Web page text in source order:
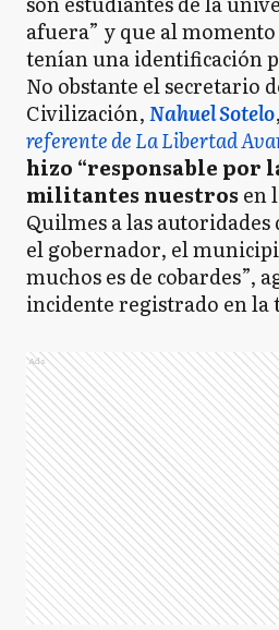
afuera” y que al
tenían una identificación
No obstante el secretario
Civilización,Nahuel Sotelo
referente de La Libertad
hizo “responsable por
militantes nuestros en
Quilmes a las
el gobernador, el
muchos es de cobardes”,
incidente registrado en la
Ads